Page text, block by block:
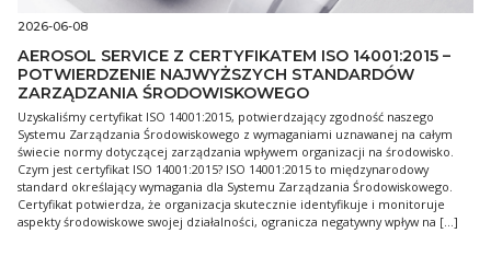
2026-06-08
AEROSOL SERVICE Z CERTYFIKATEM ISO 14001:2015 –
POTWIERDZENIE NAJWYŻSZYCH STANDARDÓW
ZARZĄDZANIA ŚRODOWISKOWEGO
Uzyskaliśmy certyfikat ISO 14001:2015, potwierdzający zgodność naszego
Systemu Zarządzania Środowiskowego z wymaganiami uznawanej na całym
świecie normy dotyczącej zarządzania wpływem organizacji na środowisko.
Czym jest certyfikat ISO 14001:2015? ISO 14001:2015 to międzynarodowy
standard określający wymagania dla Systemu Zarządzania Środowiskowego.
Certyfikat potwierdza, że organizacja skutecznie identyfikuje i monitoruje
aspekty środowiskowe swojej działalności, ogranicza negatywny wpływ na […]